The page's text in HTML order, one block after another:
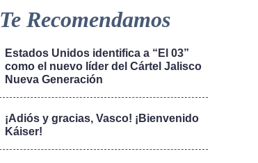
Te Recomendamos
Estados Unidos identifica a “El 03”
como el nuevo líder del Cártel Jalisco
Nueva Generación
¡Adiós y gracias, Vasco! ¡Bienvenido
Káiser!